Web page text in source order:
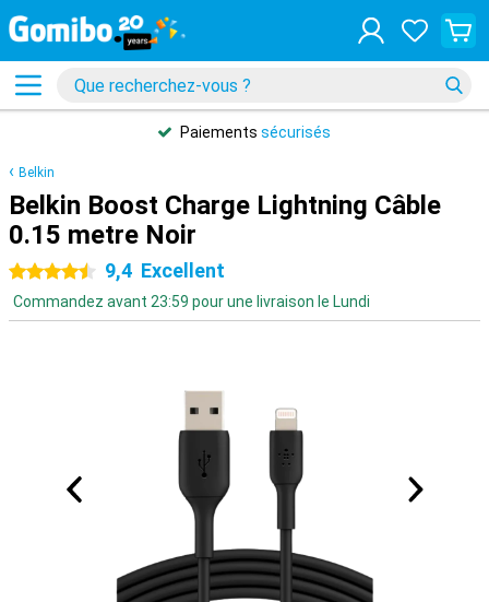
Paiements sécurisés
Belkin
Belkin Boost Charge Lightning Câble
0.15 metre Noir
4.5 étoiles
9,4 Excellent
Commandez avant 23:59 pour une livraison le Lundi